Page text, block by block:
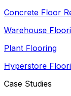
Concrete Floor
Warehouse
Plant Flooring
Hyperstore
Case Studies